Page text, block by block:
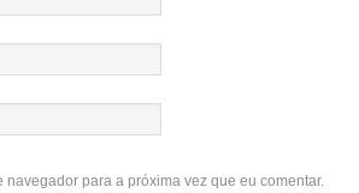
navegador para a próxima vez que eu comentar.